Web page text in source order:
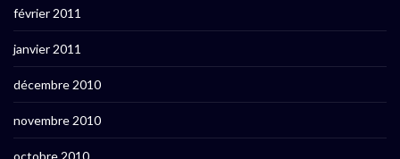
février 2011
janvier 2011
décembre 2010
novembre 2010